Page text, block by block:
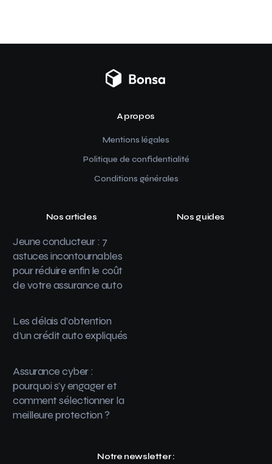
A propos
Mentions légales
Politique de confidentialité
Conditions générales
Nos articles
Jeune conducteur : 7
astuces incontournables
pour réduire enfin le coût
de votre assurance auto
Les délais d’obtention
d’un crédit auto expliqués
Assurance cyber :
pourquoi s’y engager et
comment sélectionner la
meilleure protection ?
Nos guides
Notre newsletter :